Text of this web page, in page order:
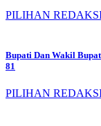
PILIHAN
Bupati Dan Wakil
81
PILIHAN